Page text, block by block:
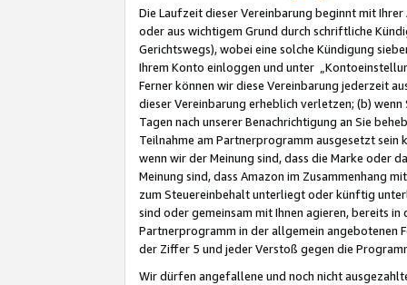
Die Laufzeit dieser Vereinbarung beginnt mit
oder aus wichtigem Grund durch schriftliche
Gerichtswegs), wobei eine solche Kündigung
Ihrem Konto einloggen und unter
Ferner können wir diese Vereinbarung jederzeit
dieser Vereinbarung erheblich verletzen; (b)
Tagen nach unserer Benachrichtigung an Sie
Teilnahme am Partnerprogramm ausgesetzt
wenn wir der Meinung sind, dass die Marke oder
Meinung sind, dass Amazon im Zusammenhang
zum Steuereinbehalt unterliegt oder künftig
sind oder gemeinsam mit Ihnen agieren, bereits
Partnerprogramm in der allgemein angebotenen
der Ziffer 5 und jeder Verstoß gegen die
Wir dürfen angefallene und noch nicht